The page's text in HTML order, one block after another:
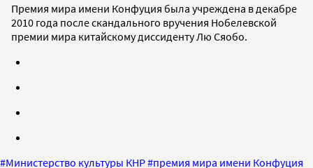
Премия мира имени Конфуция была учреждена в декабре
2010 года после скандального вручения Нобелевской
премии мира китайскому диссиденту Лю Сяобо.
#Министерство культуры КНР#премия мира имени Конфуция